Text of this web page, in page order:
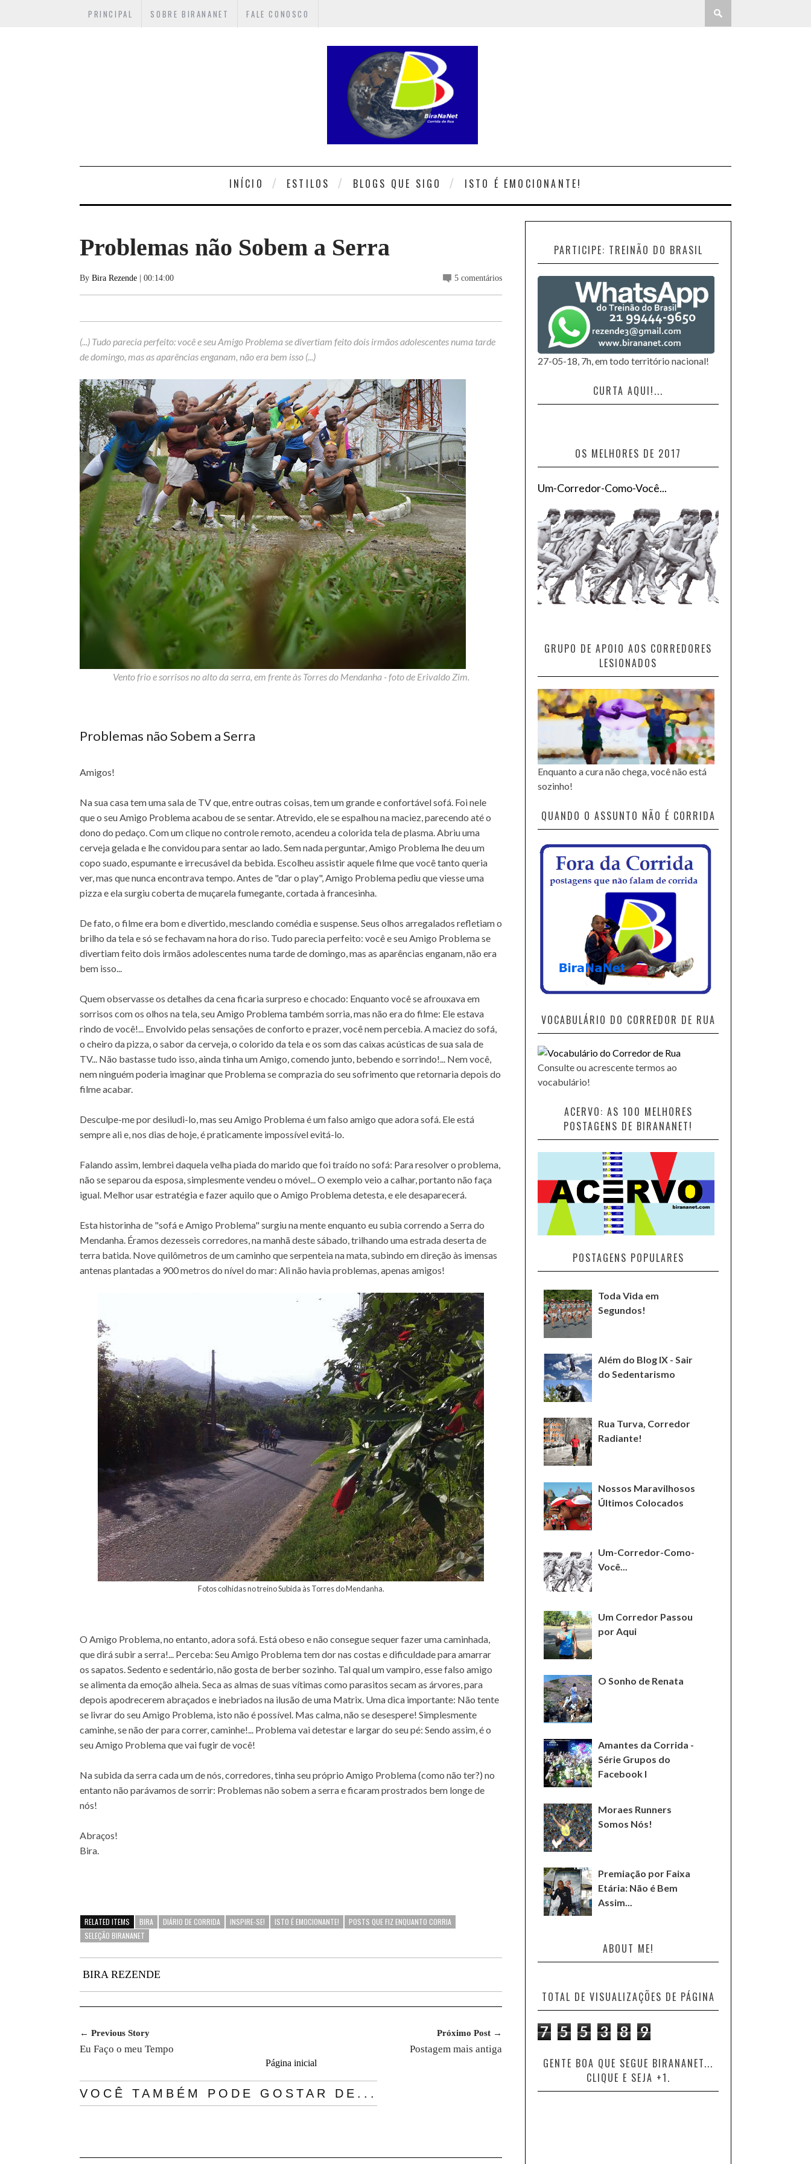
PRINCIPAL SOBRE BIRANANET FALE CONOSCO
INÍCIO ESTILOS BLOGS QUE SIGO ISTO É EMOCIONANTE!
Problemas não Sobem a Serra
By Bira Rezende | 00:14:00 5 comentários
(...) Tudo parecia perfeito: você e seu Amigo Problema se divertiam feito dois irmãos adolescentes numa tarde
de domingo, mas as aparências enganam, não era bem isso (...)
Vento frio e sorrisos no alto da serra, em frente às Torres do Mendanha - foto de Erivaldo Zim.
Problemas não Sobem a Serra
Amigos!
Na sua casa tem uma sala de TV que, entre outras coisas, tem um grande e confortável sofá. Foi nele
que o seu Amigo Problema acabou de se sentar. Atrevido, ele se espalhou na maciez, parecendo até o
dono do pedaço. Com um clique no controle remoto, acendeu a colorida tela de plasma. Abriu uma
cerveja gelada e lhe convidou para sentar ao lado. Sem nada perguntar, Amigo Problema lhe deu um
copo suado, espumante e irrecusável da bebida. Escolheu assistir aquele filme que você tanto queria
ver, mas que nunca encontrava tempo. Antes de "dar o play", Amigo Problema pediu que viesse uma
pizza e ela surgiu coberta de muçarela fumegante, cortada à francesinha.
De fato, o filme era bom e divertido, mesclando comédia e suspense. Seus olhos arregalados refletiam o
brilho da tela e só se fechavam na hora do riso. Tudo parecia perfeito: você e seu Amigo Problema se
divertiam feito dois irmãos adolescentes numa tarde de domingo, mas as aparências enganam, não era
bem isso...
Quem observasse os detalhes da cena ficaria surpreso e chocado: Enquanto você se afrouxava em
sorrisos com os olhos na tela, seu Amigo Problema também sorria, mas não era do filme: Ele estava
rindo de você!... Envolvido pelas sensações de conforto e prazer, você nem percebia. A maciez do sofá,
o cheiro da pizza, o sabor da cerveja, o colorido da tela e os som das caixas acústicas de sua sala de
TV... Não bastasse tudo isso, ainda tinha um Amigo, comendo junto, bebendo e sorrindo!... Nem você,
nem ninguém poderia imaginar que Problema se comprazia do seu sofrimento que retornaria depois do
filme acabar.
Desculpe-me por desiludi-lo, mas seu Amigo Problema é um falso amigo que adora sofá. Ele está
sempre ali e, nos dias de hoje, é praticamente impossível evitá-lo.
Falando assim, lembrei daquela velha piada do marido que foi traído no sofá: Para resolver o problema,
não se separou da esposa, simplesmente vendeu o móvel... O exemplo veio a calhar, portanto não faça
igual. Melhor usar estratégia e fazer aquilo que o Amigo Problema detesta, e ele desaparecerá.
Esta historinha de "sofá e Amigo Problema" surgiu na mente enquanto eu subia correndo a Serra do
Mendanha. Éramos dezesseis corredores, na manhã deste sábado, trilhando uma estrada deserta de
terra batida. Nove quilômetros de um caminho que serpenteia na mata, subindo em direção às imensas
antenas plantadas a 900 metros do nível do mar: Ali não havia problemas, apenas amigos!
Fotos colhidas no treino Subida às Torres do Mendanha.
O Amigo Problema, no entanto, adora sofá. Está obeso e não consegue sequer fazer uma caminhada,
que dirá subir a serra!... Perceba: Seu Amigo Problema tem dor nas costas e dificuldade para amarrar
os sapatos. Sedento e sedentário, não gosta de berber sozinho. Tal qual um vampiro, esse falso amigo
se alimenta da emoção alheia. Seca as almas de suas vítimas como parasitos secam as árvores, para
depois apodrecerem abraçados e inebriados na ilusão de uma Matrix. Uma dica importante: Não tente
se livrar do seu Amigo Problema, isto não é possível. Mas calma, não se desespere! Simplesmente
caminhe, se não der para correr, caminhe!... Problema vai detestar e largar do seu pé: Sendo assim, é o
seu Amigo Problema que vai fugir de você!
Na subida da serra cada um de nós, corredores, tinha seu próprio Amigo Problema (como não ter?) no
entanto não parávamos de sorrir: Problemas não sobem a serra e ficaram prostrados bem longe de
nós!
Abraços!
Bira.
RELATED ITEMS BIRA DIÁRIO DE CORRIDA INSPIRE-SE! ISTO É EMOCIONANTE!
POSTS QUE FIZ ENQUANTO CORRIA
SELEÇÃO BIRANANET
BIRA REZENDE
← Previous Story
Eu Faço o meu Tempo
Próximo Post →
Postagem mais antiga
Página inicial
VOCÊ TAMBÉM PODE GOSTAR DE...
PARTICIPE: TREINÃO DO BRASIL
27-05-18, 7h, em todo território nacional!
CURTA AQUI!...
OS MELHORES DE 2017
Um-Corredor-Como-Você...
GRUPO DE APOIO AOS CORREDORES
LESIONADOS
Enquanto a cura não chega, você não está
sozinho!
QUANDO O ASSUNTO NÃO É CORRIDA
VOCABULÁRIO DO CORREDOR DE RUA
Consulte ou acrescente termos ao
vocabulário!
ACERVO: AS 100 MELHORES
POSTAGENS DE BIRANANET!
POSTAGENS POPULARES
Toda Vida em
Segundos!
Além do Blog IX - Sair
do Sedentarismo
Rua Turva, Corredor
Radiante!
Nossos Maravilhosos
Últimos Colocados
Um-Corredor-Como-
Você...
Um Corredor Passou
por Aqui
O Sonho de Renata
Amantes da Corrida -
Série Grupos do
Facebook I
Moraes Runners
Somos Nós!
Premiação por Faixa
Etária: Não é Bem
Assim...
ABOUT ME!
TOTAL DE VISUALIZAÇÕES DE PÁGINA
7 5 5 3 8 9
GENTE BOA QUE SEGUE BIRANANET...
CLIQUE E SEJA +1.